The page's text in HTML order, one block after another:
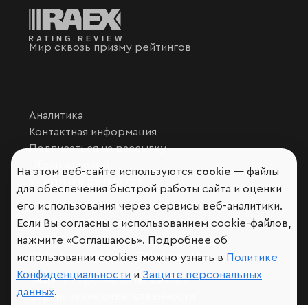
Мир сквозь призму рейтингов
Аналитика
Контактная информация
Подписаться на рассылку
Обратная связь
Участники рэнкингов
Мы в социальных сетях и мессенджерах
VK
RAEX Образование – Telegram,Max
RAEX Sustainability –Telegram,Max
Защита персональных данных
Ограничение ответственности
На этом веб-сайте используются cookie — файлы
для обеспечения быстрой работы сайта и оценки
его использования через сервисы веб-аналитики.
Если Вы согласны с использованием cookie-файлов,
нажмите «Соглашаюсь». Подробнее об
использовании cookies можно узнать в Политике
Конфиденциальности и Защите персональных
данных.